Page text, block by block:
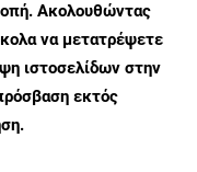
Ακολουθώντας
να μετατρέψετε
ιστοσελίδων στην
εκτός